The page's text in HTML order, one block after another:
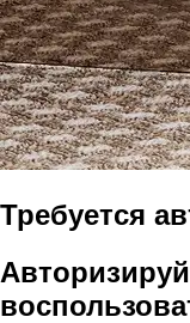
Требуется